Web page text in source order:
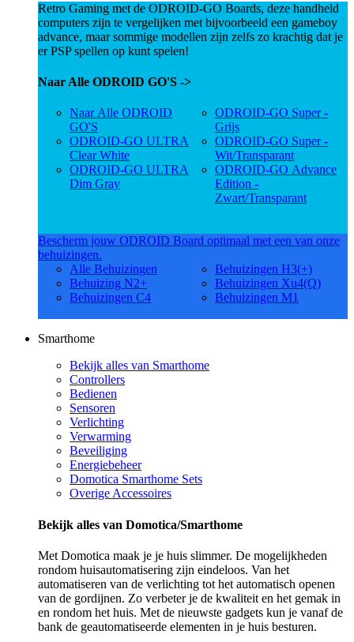
Retro Gaming met de ODROID-GO Boards, deze handheld
computers zijn te vergelijken met bijvoorbeeld een gameboy
advance, maar sommige modellen zijn zelfs zo krachtig dat je
er PSP spellen op kunt spelen!
Naar Alle ODROID GO'S ->
Naar Alle ODROID
GO'S
ODROID-GO ULTRA
Clear White
ODROID-GO ULTRA
Dim Gray
ODROID-GO Super -
Grijs
ODROID-GO Super -
Wit/Transparant
ODROID-GO Advance
Edition -
Zwart/Transparant
Bescherm jouw ODROID Board optimaal met een van onze
behuizingen.
Alle Behuizingen
Behuizing N2+
Behuizingen C4
Behuizingen H3(+)
Behuizingen Xu4(Q)
Behuizingen M1
Smarthome
Bekijk alles van Smarthome
Controllers
Bedienen
Sensoren
Verlichting
Verwarming
Beveiliging
Energiebeheer
Domotica Smarthome Sets
Overige Accessoires
Bekijk alles van Domotica/Smarthome
Met Domotica maak je je huis slimmer. De mogelijkheden
rondom huisautomatisering zijn eindeloos. Van het
automatiseren van de verlichting tot het automatisch openen
van de gordijnen. Zo verbeter je de kwaliteit en het gemak in
en rondom het huis. Met de nieuwste gadgets kun je vanaf de
bank de geautomatiseerde elementen in je huis besturen.